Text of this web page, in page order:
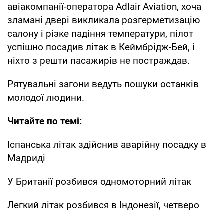
авіакомпанії-оператора Adlair Aviation, хоча
зламані двері викликала розгерметизацію
салону і різке падіння температури, пілот
успішно посадив літак в Кеймбрідж-Бей, і
ніхто з решти пасажирів не постраждав.
Рятувальні загони ведуть пошуки останків
молодої людини.
Читайте по темі:
Іспанська літак здійснив аварійну посадку в
Мадриді
У Британії розбився одномоторний літак
Легкий літак розбився в Індонезії, четверо